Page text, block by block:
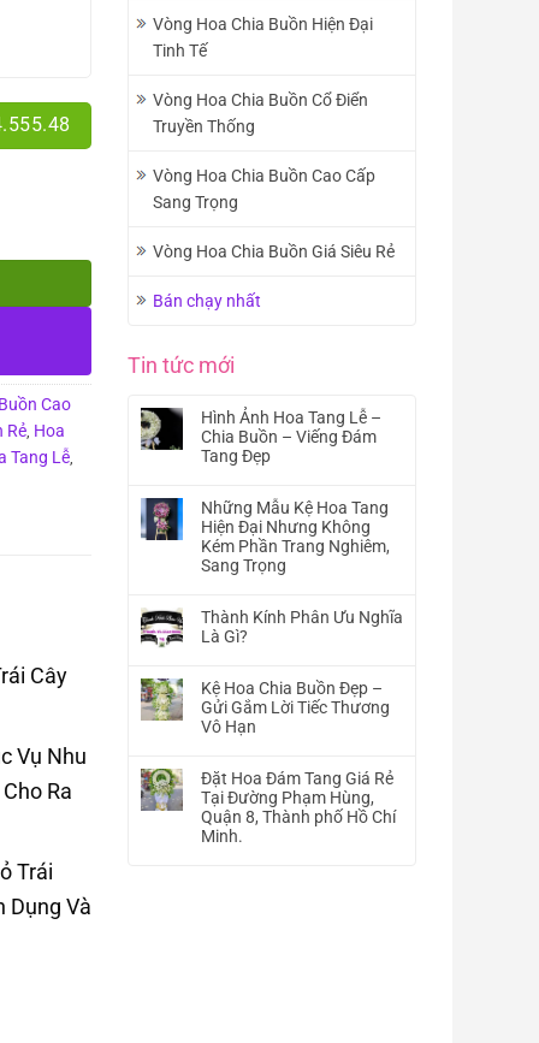
Vòng Hoa Chia Buồn Hiện Đại
Tinh Tế
Vòng Hoa Chia Buồn Cổ Điển
Truyền Thống
Vòng Hoa Chia Buồn Cao Cấp
Sang Trọng
Vòng Hoa Chia Buồn Giá Siêu Rẻ
Bán chạy nhất
Tin tức mới
Hình Ảnh Hoa Tang Lễ –
Chia Buồn – Viếng Đám
Tang Đẹp
có
bình
luận
ở
Hình
Hoa
Tang
Chia
Buồn
–
Đám
Tang
Đẹp
Những Mẫu Kệ Hoa Tang
Hiện Đại Nhưng Không
Kém Phần Trang Nghiêm,
Sang Trọng
có
bình
luận
Những
Mẫu
Kệ
Hiện
Đại
Nhưng
Không
Thành Kính Phân Ưu Nghĩa
Là Gì?
có
bình
luận
ở
Kính
Phân
Ưu
Nghĩa
Kệ Hoa Chia Buồn Đẹp –
Gửi Gắm Lời Tiếc Thương
Vô Hạn
có
bình
luận
ở
Kệ
Đặt Hoa Đám Tang Giá Rẻ
Tại Đường Phạm Hùng,
Quận 8, Thành phố Hồ Chí
Minh.
Cao
Rẻ, Hoa
Tang Lễ,
Cây
Vụ Nhu
Ra
Trái
Dụng Và